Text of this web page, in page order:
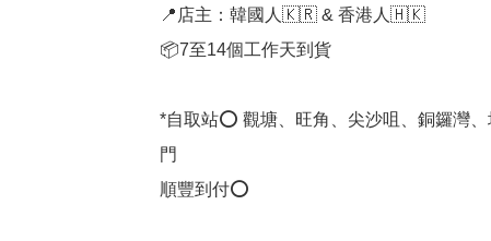
📍店主：韓國人🇰🇷 & 香港人🇭🇰
📦7至14個工作天到貨
*自取站⭕ 觀塘、旺角、尖沙咀、銅鑼灣
門
順豐到付⭕